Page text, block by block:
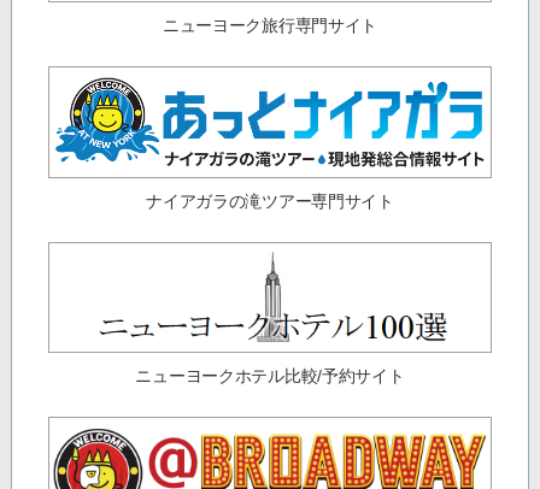
ニューヨーク旅行専門サイト
ナイアガラの滝ツアー専門サイト
ニューヨークホテル比較/予約サイト